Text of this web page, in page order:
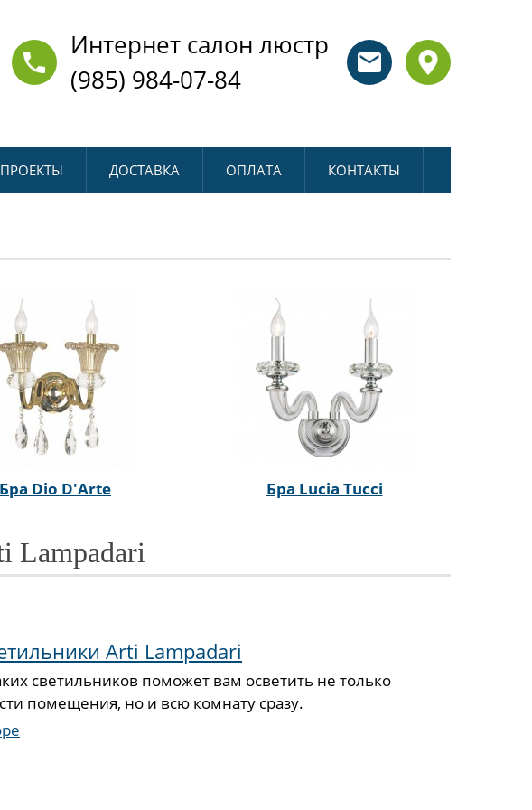
Интернет салон люстр
(985) 984-07-84
ПРОЕКТЫ ДОСТАВКА ОПЛАТА КОНТАКТЫ
Бра Dio D'Arte Бра Lucia Tucci
Lampadari
Arti Lampadari
светильников поможет вам осветить не только
помещения, но и всю комнату сразу.